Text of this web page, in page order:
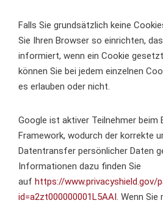
Falls Sie grundsätzlich keine
Sie Ihren Browser so einrichten,
informiert, wenn ein Cookie
können Sie bei jedem einzelnen
es erlauben oder nicht.
Google ist aktiver Teilnehmer beim
Framework, wodurch der korrekte
Datentransfer persönlicher Daten
Informationen dazu finden Sie
auf https://www.privacyshield.gov/
id=a2zt000000001L5AAI . Wenn